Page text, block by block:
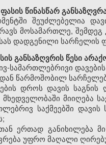
წინასწარ
შეუძლებელია
მოსამართლე,
დადგენილი სარჩელის
განსაზღვრის წესი
სამართლებრივი
წარმოშობილ
დროს დავის
მხედველობაში
საქმეებში
ერთად განიხილება
უფრო მაღალი